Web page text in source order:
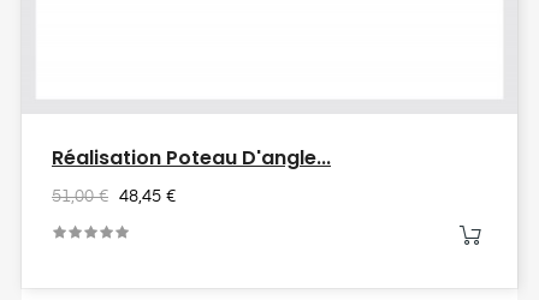
Réalisation Poteau D'angle...
51,00 € 48,45 €